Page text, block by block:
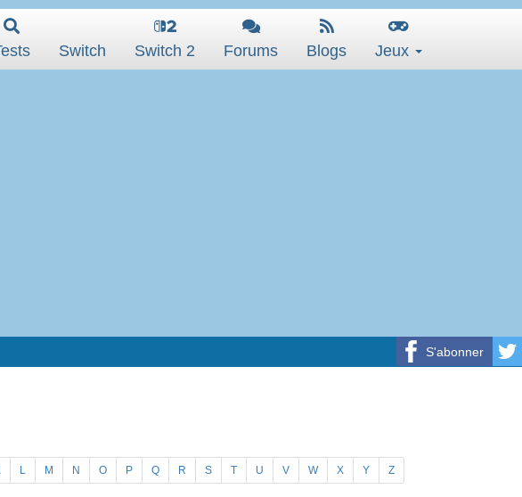
Switch Switch 2 Forums Blogs Jeux
S'abonner
L M N O P Q R S T U V W X Y Z